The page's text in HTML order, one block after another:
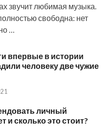
звучит любимая музыка.
свободна: нет
…
впервые в истории
человеку две чужие
личный
и сколько это стоит?